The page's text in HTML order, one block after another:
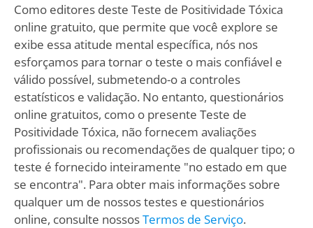
Como editores deste Teste de Positividade Tóxica
online gratuito, que permite que você explore se
exibe essa atitude mental específica, nós nos
esforçamos para tornar o teste o mais confiável e
válido possível, submetendo-o a controles
estatísticos e validação. No entanto, questionários
online gratuitos, como o presente Teste de
Positividade Tóxica, não fornecem avaliações
profissionais ou recomendações de qualquer tipo; o
teste é fornecido inteiramente "no estado em que
se encontra". Para obter mais informações sobre
qualquer um de nossos testes e questionários
online, consulte nossosTermos de Serviço.